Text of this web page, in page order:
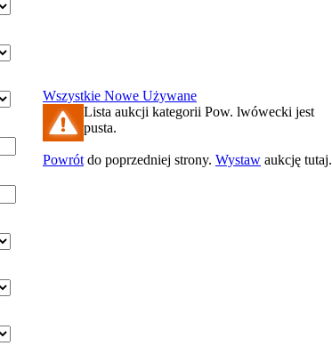
Wszystkie Nowe Używane
Lista aukcji kategorii Pow. lwówecki jest
pusta.
Powrót do poprzedniej strony. Wystaw aukcję tutaj.